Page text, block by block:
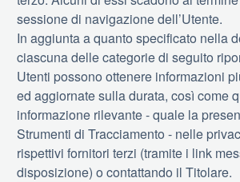
sessione di navigazione dell’Utente.
In aggiunta a quanto specificato nella
ciascuna delle categorie di seguito
Utenti possono ottenere informazioni
ed aggiornate sulla durata, così come
informazione rilevante - quale la
Strumenti di Tracciamento - nelle
rispettivi fornitori terzi (tramite i link
disposizione) o contattando il Titolare.